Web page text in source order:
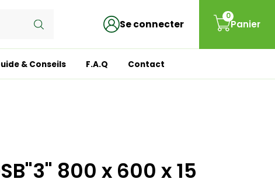
Se connecter
0
Panier
& Conseils F.A.Q Contact
800 x 600 x 15